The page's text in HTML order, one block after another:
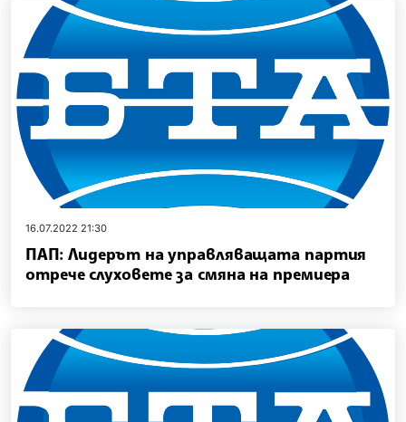
16.07.2022 21:30
ПАП: Лидерът на управляващата партия
отрече слуховете за смяна на премиера